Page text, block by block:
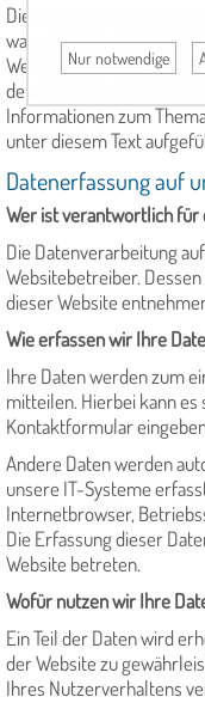
Die folgenden Hinweise
was mit Ihren
Website besuchen.
denen Sie persönlich
Informationen zum
unter diesem Text
Datenerfassung auf
Wer ist verantwortlich für
Die Datenverarbeitung
Websitebetreiber.
dieser Website
Wie erfassen wir Ihre
Ihre Daten werden zum
mitteilen. Hierbei kann es
Kontaktformular
Andere Daten werden
unsere IT-Systeme
Internetbrowser,
Die Erfassung dieser
Website betreten.
Wofür nutzen wir Ihre
Ein Teil der Daten wird
der Website zu
Ihres Nutzerverhaltens
Nur notwendige